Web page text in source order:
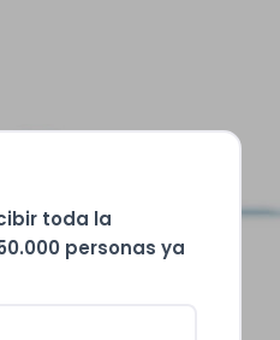
toda la
personas ya